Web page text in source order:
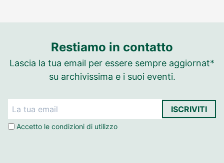
Restiamo in contatto
Lascia la tua email per essere sempre aggiornat*
su archivissima e i suoi eventi.
Accetto le condizioni di utilizzo
ISCRIVITI